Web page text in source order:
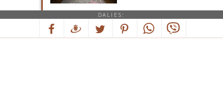
DALIES:
Kontakti|Sadarbība